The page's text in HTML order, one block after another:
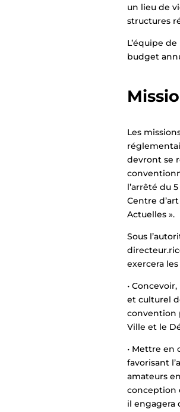
un lieu de
structures
L’équipe
budget
Les
devront se
l’arrêté du
Centre
Actuelles ».
Sous
exercera
•
et culturel
convention
Ville et le
• Mettre en
favorisant
amateurs
conception
il engagera